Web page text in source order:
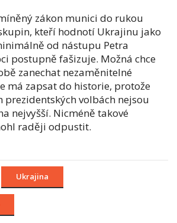
zákon munici do rukou
kteří hodnotí Ukrajinu jako
od nástupu Petra
postupně fašizuje. Možná chce
zanechat nezaměnitelné
má zapsat do historie, protože
prezidentských volbách nejsou
nejvyšší. Nicméně takové
raději odpustit.
Ukrajina